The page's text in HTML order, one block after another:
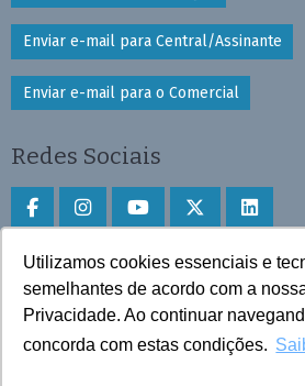
Utilizamos cookies essenciais e
semelhantes de acordo com a
Privacidade. Ao continuar
concorda com estas condições.
Enviar e-mail para Central/Assinante
Enviar e-mail para o Comercial
Redes Sociais
Faça download do aplicativo
Play Store e App Store